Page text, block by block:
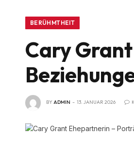
BERÜHMTHEIT
Cary
BYADMIN 13. JANUAR 2026